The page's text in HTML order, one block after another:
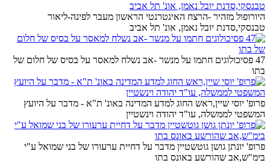
היורופול מזהיר -הרצח האינטרנטי הראשון מעבר לפינה-ליאור
טבנסקי,סדנת יובל נאמן, אונ' תל אביב
47 פסיכולוגים חתמו על מנשר -אב נשלח למאסר על בסיס של חלום של
בתו
פרופ' יוסי שיין,ראש החוג למדע המדינה באונ' ת"א - מדבר על היועץ
המשפטי לממשלה, עו"ד יהודה וינשטיין
פרופ' יונתן גושן גוטשטיין מדבר על דחיית ערעורו של בני שמואל ע"י
בימ"ש,אב שהורשע באונס בתו